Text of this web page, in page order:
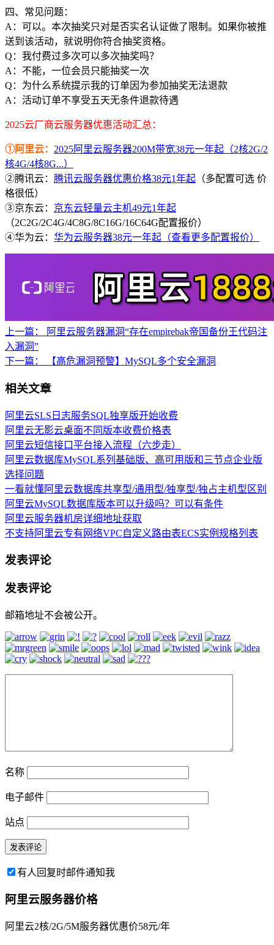
四、常见问题：
A：可以。本次抽奖只对是否实名认证做了限制。如果你被推
送到该活动，就说明你符合抽奖资格。
Q：我付费过多次可以多次抽奖吗？
A：不能，一位会员只能抽奖一次
Q：为什么系统提示我的订单因为参加抽奖无法退款
A：活动订单不享受五天无条件退款待遇
2025云厂商云服务器优惠活动汇总：
①阿里云： 2025阿里云服务器200M带宽38元一年起（2核2G/2
核4G/4核8G...）
②腾讯云： 腾讯云服务器优惠价格38元1年起 （多配置可选 价
格很低）
③京东云： 京东云轻量云主机49元1年起
（2C2G/2C4G/4C8G/8C16G/16C64G配置报价）
④华为云： 华为云服务器38元一年起（查看更多配置报价）
上一篇：
阿里云服务器漏洞“存在empirebak帝国备份王代码注
入漏洞”
下一篇：
【高危漏洞预警】MySQL多个安全漏洞
相关文章
阿里云SLS日志服务SQL独享版开始收费
阿里云无影云桌面不同版本收费价格表
阿里云短信接口平台接入流程（六步走）
阿里云数据库MySQL系列基础版、高可用版和三节点企业版
选择问题
一看就懂阿里云数据库共享型/通用型/独享型/独占主机型区别
阿里云MySQL数据库版本可以升级吗？可以有条件
阿里云服务器机房详细地址获取
不支持阿里云专有网络VPC自定义路由表ECS实例规格列表
发表评论
发表评论
邮箱地址不会被公开。
名称
电子邮件
站点
有人回复时邮件通知我
阿里云服务器价格
阿里云2核/2G/5M服务器优惠价58元/年